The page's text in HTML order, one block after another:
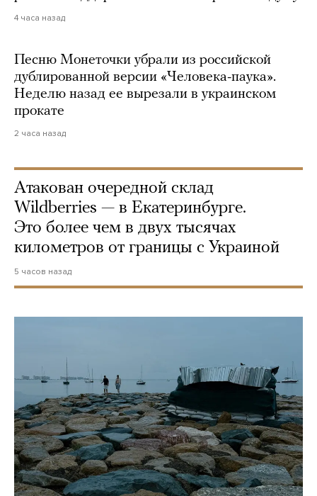
4 часа назад
Песню Монеточки убрали из российской
дублированной версии «Человека-паука».
Неделю назад ее вырезали в украинском
прокате
2 часа назад
Атакован очередной склад
Wildberries — в Екатеринбурге.
Это более чем в двух тысячах
километров от границы с Украиной
5 часов назад